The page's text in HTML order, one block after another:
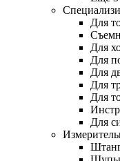
Для
Для
Для
Для
Для
Для
Для